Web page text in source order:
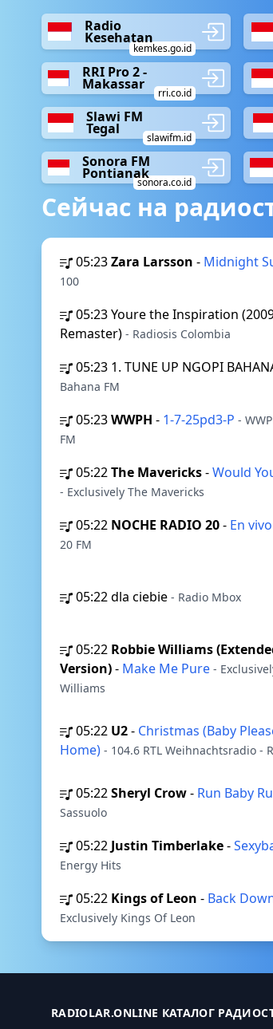
Radio
Kesehatan
kemkes.go.id
RRI Pro 2 -
Makassar
rri.co.id
Slawi FM
Tegal
slawifm.id
Sonora FM
Pontianak
sonora.co.id
Сейчас на
05:23Zara Larsson - Midnight
100
05:23Youre the Inspiration
Remaster) - Radiosis Colombia
05:23 1. TUNE UP NGOPI
Bahana FM
05:23WWPH - 1-7-25pd3-P -
FM
05:22The Mavericks-Would
- Exclusively The Mavericks
05:22 NOCHE RADIO 20- En vivo
20 FM
05:22dla ciebie - Radio Mbox
05:22 Robbie Williams
Version)- Make Me Pure -
Williams
05:22 U2- Christmas (Baby
Home) - 104.6 RTL Weihnachtsradio -
05:22Sheryl Crow- Run Baby
Sassuolo
05:22 Justin Timberlake-
Energy Hits
05:22 Kings of Leon - Back
Exclusively Kings Of Leon
RADIOLAR.ONLINE КАТАЛОГ